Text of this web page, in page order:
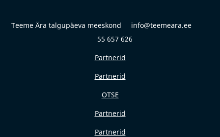
Teeme Ära talgupäeva meeskond info@teemeara.ee
55 657 626
Partnerid
Partnerid
OTSE
Partnerid
Partnerid